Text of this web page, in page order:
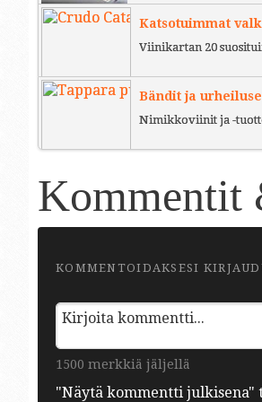
Katsotuimmat
Viinikartan 20
Bändit ja
Nimikkoviinit ja -
Kommentit
KOMMENTOIDAKSESI
1500 merkkiä jäljellä
"Näytä kommentti julkisena"